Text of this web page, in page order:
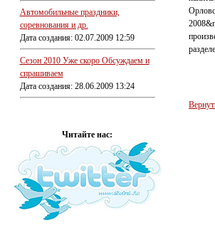
Автомобильные праздники,
соревнования и др.
Дата создания: 02.07.2009 12:59
Сезон 2010 Уже скоро Обсуждаем и
спрашиваем
Дата создания: 28.06.2009 13:24
Читайте нас: